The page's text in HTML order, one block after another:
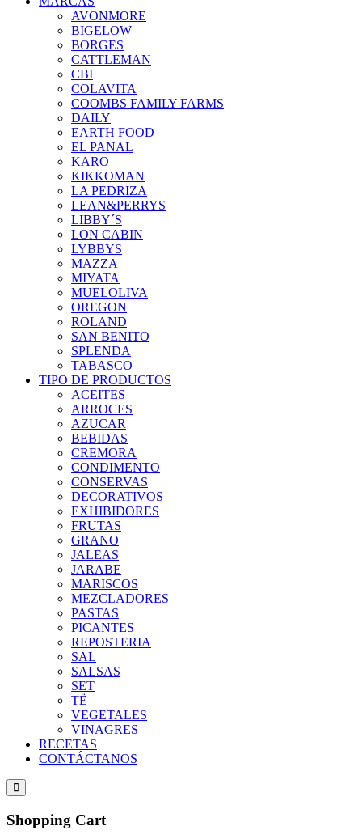
AVONMORE
BIGELOW
BORGES
CATTLEMAN
CBI
COLAVITA
COOMBS FAMILY FARMS
DAILY
EARTH FOOD
EL PANAL
KARO
KIKKOMAN
LA PEDRIZA
LEAN&PERRYS
LIBBY´S
LON CABIN
LYBBYS
MAZZA
MIYATA
MUELOLIVA
OREGON
ROLAND
SAN BENITO
SPLENDA
TABASCO
TIPO DE PRODUCTOS
ACEITES
ARROCES
AZUCAR
BEBIDAS
CREMORA
CONDIMENTO
CONSERVAS
DECORATIVOS
EXHIBIDORES
FRUTAS
GRANO
JALEAS
JARABE
MARISCOS
MEZCLADORES
PASTAS
PICANTES
REPOSTERIA
SAL
SALSAS
SET
TË
VEGETALES
VINAGRES
RECETAS
CONTÁCTANOS
Shopping Cart